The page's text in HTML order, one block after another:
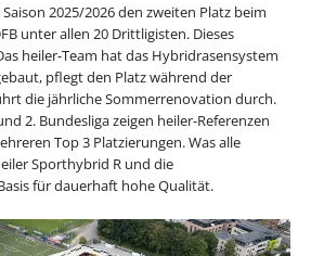
2025/2026 den zweiten Platz beim
unter allen 20 Drittligisten. Dieses
heiler-Team hat das Hybridrasensystem
pflegt den Platz während der
die jährliche Sommerrenovation durch.
2. Bundesliga zeigen heiler-Referenzen
Top 3 Platzierungen. Was alle
Sporthybrid R und die
für dauerhaft hohe Qualität.